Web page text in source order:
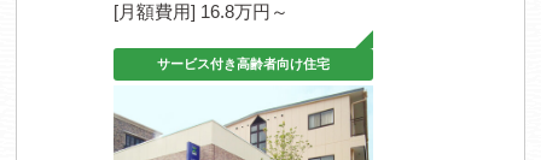
[月額費用] 16.8万円～
サービス付き高齢者向け住宅